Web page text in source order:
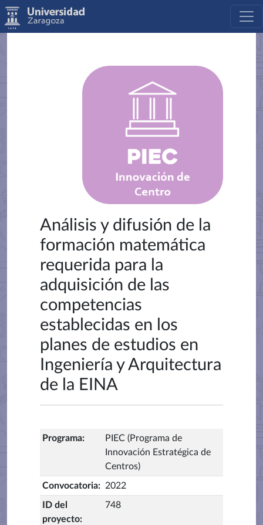
Análisis y difusión de la
formación matemática
requerida para la
adquisición de las
competencias
establecidas en los
planes de estudios en
Ingeniería y Arquitectura
de la EINA
Programa:
PIEC (Programa de
Innovación Estratégica de
Centros)
Convocatoria: 2022
ID del
proyecto:
748